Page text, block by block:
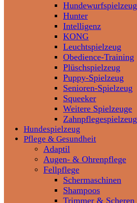
Hundewurfspielzeug
Hunter
Intelligenz
KONG
Leuchtspielzeug
Obedience-Training
Plüschspielzeug
Puppy-Spielzeug
Senioren-Spielzeug
Squeeker
Weitere Spielzeuge
Zahnpflegespielzeug
Hundespielzeug
Pflege & Gesundheit
Adaptil
Augen- & Ohrenpflege
Fellpflege
Schermaschinen
Shampoos
Trimmer & Scheren